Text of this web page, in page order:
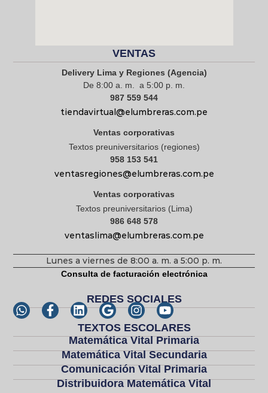
VENTAS
Delivery Lima y Regiones (Agencia)
De 8:00 a. m. a 5:00 p. m.
987 559 544
tiendavirtual@elumbreras.com.pe
Ventas corporativas
Textos preuniversitarios (regiones)
958 153 541
ventasregiones@elumbreras.com.pe
Ventas corporativas
Textos preuniversitarios (Lima)
986 648 578
ventaslima@elumbreras.com.pe
Lunes a viernes de 8:00 a. m. a 5:00 p. m.
Consulta de facturación electrónica
REDES SOCIALES
TEXTOS ESCOLARES
Matemática Vital Primaria
Matemática Vital Secundaria
Comunicación Vital Primaria
Distribuidora Matemática Vital